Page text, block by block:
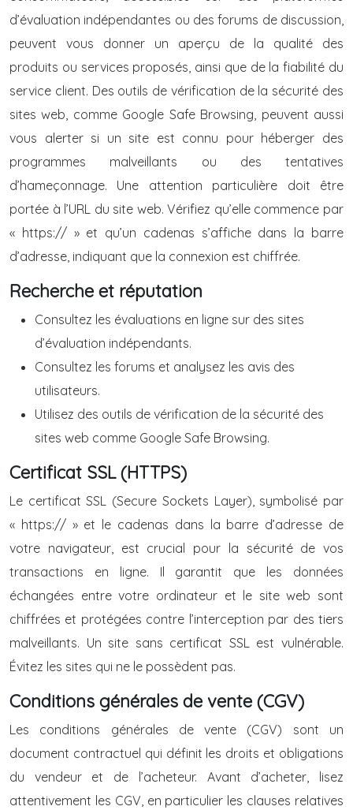
d’évaluation indépendantes ou des forums de discussion,
peuvent vous donner un aperçu de la qualité des
produits ou services proposés, ainsi que de la fiabilité du
service client. Des outils de vérification de la sécurité des
sites web, comme Google Safe Browsing, peuvent aussi
vous alerter si un site est connu pour héberger des
programmes malveillants ou des tentatives
d’hameçonnage. Une attention particulière doit être
portée à l’URL du site web. Vérifiez qu’elle commence par
« https:// » et qu’un cadenas s’affiche dans la barre
d’adresse, indiquant que la connexion est chiffrée.
Recherche et réputation
Consultez les évaluations en ligne sur des sites
d’évaluation indépendants.
Consultez les forums et analysez les avis des
utilisateurs.
Utilisez des outils de vérification de la sécurité des
sites web comme Google Safe Browsing.
Certificat SSL (HTTPS)
Le certificat SSL (Secure Sockets Layer), symbolisé par
« https:// » et le cadenas dans la barre d’adresse de
votre navigateur, est crucial pour la sécurité de vos
transactions en ligne. Il garantit que les données
échangées entre votre ordinateur et le site web sont
chiffrées et protégées contre l’interception par des tiers
malveillants. Un site sans certificat SSL est vulnérable.
Évitez les sites qui ne le possèdent pas.
Conditions générales de vente (CGV)
Les conditions générales de vente (CGV) sont un
document contractuel qui définit les droits et obligations
du vendeur et de l’acheteur. Avant d’acheter, lisez
attentivement les CGV, en particulier les clauses relatives